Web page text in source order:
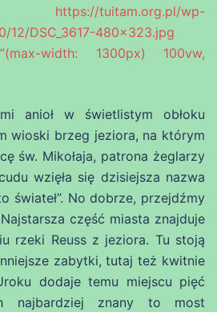
tuitam.org.pl/wp-
12/DSC_3617-480×323.jpg
width: 1300px) 100vw,
anioł w świetlistym obłoku
wioski brzeg jeziora, na którym
św. Mikołaja, patrona żeglarzy
wzięła się dzisiejsza nazwa
świateł”. No dobrze, przejdźmy
część miasta znajduje
rzeki Reuss z jeziora. Tu stoją
zabytki, tutaj też kwitnie
dodaje temu miejscu pięć
najbardziej znany to most